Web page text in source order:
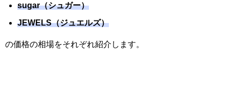
sugar（シュガー）
JEWELS（ジュエルズ）
の価格の相場をそれぞれ紹介します。